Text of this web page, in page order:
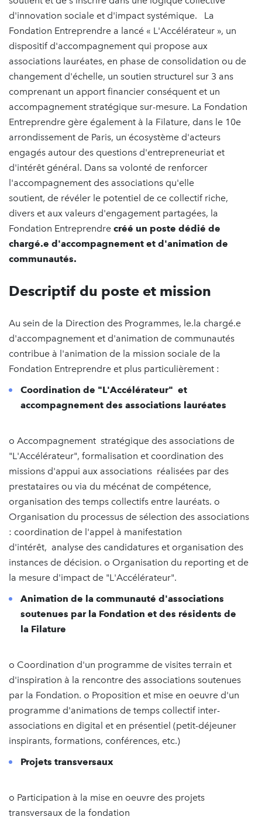
d'innovation sociale et d'impact systémique. La
Fondation Entreprendre a lancé « L'Accélérateur », un
dispositif d'accompagnement qui propose aux
associations lauréates, en phase de consolidation ou de
changement d'échelle, un soutien structurel sur 3 ans
comprenant un apport financier conséquent et un
accompagnement stratégique sur-mesure. La Fondation
Entreprendre gère également à la Filature, dans le 10e
arrondissement de Paris, un écosystème d'acteurs
engagés autour des questions d'entrepreneuriat et
d'intérêt général. Dans sa volonté de renforcer
l'accompagnement des associations qu'elle
soutient, de révéler le potentiel de ce collectif riche,
divers et aux valeurs d'engagement partagées, la
Fondation Entreprendre créé un poste dédié de
chargé.e d'accompagnement et d'animation de
communautés.
Descriptif du poste et mission
Au sein de la Direction des Programmes, le.la chargé.e
d'accompagnement et d'animation de communautés
contribue à l'animation de la mission sociale de la
Fondation Entreprendre et plus particulièrement :
Coordination de "L'Accélérateur" et
accompagnement des associations lauréates
o Accompagnement stratégique des associations de
"L'Accélérateur", formalisation et coordination des
missions d'appui aux associations réalisées par des
prestataires ou via du mécénat de compétence,
organisation des temps collectifs entre lauréats. o
Organisation du processus de sélection des associations
: coordination de l'appel à manifestation
d'intérêt, analyse des candidatures et organisation des
instances de décision. o Organisation du reporting et de
la mesure d'impact de "L'Accélérateur".
Animation de la communauté d'associations
soutenues par la Fondation et des résidents de
la Filature
o Coordination d'un programme de visites terrain et
d'inspiration à la rencontre des associations soutenues
par la Fondation. o Proposition et mise en oeuvre d'un
programme d'animations de temps collectif inter-
associations en digital et en présentiel (petit-déjeuner
inspirants, formations, conférences, etc.)
Projets transversaux
o Participation à la mise en oeuvre des projets
transversaux de la fondation